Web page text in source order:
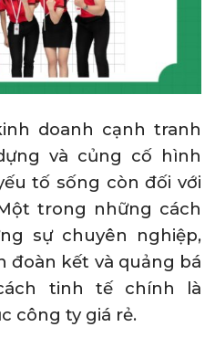
doanh cạnh tranh
và củng cố hình
tố sống còn đối với
trong những cách
sự chuyên nghiệp,
kết và quảng bá
tinh tế chính là
công ty giá rẻ.